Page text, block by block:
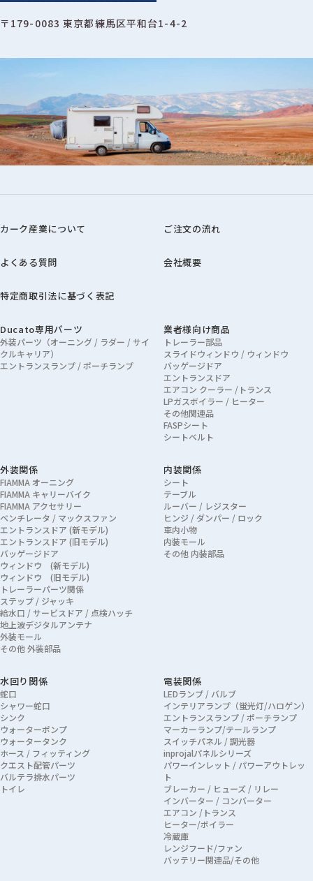
〒179-0083 東京都練馬区平和台1-4-2
カーク産業について ご注文の流れ
よくある質問 会社概要
特定商取引法に基づく表記
Ducato専用パーツ
外装パーツ（オーニング / ラダー / サイ
クルキャリア）
エントランスランプ / ポーチランプ
業者様向け商品
トレーラー部品
スライドウィンドウ / ウィンドウ
バッゲージドア
エントランスドア
エアコン クーラー /トランス
LPガスボイラー / ヒーター
その他関連品
FASPシート
シートベルト
外装関係
FIAMMA オーニング
FIAMMA キャリーバイク
FIAMMA アクセサリー
ベンチレータ / マックスファン
エントランスドア (新モデル)
エントランスドア (旧モデル)
バッゲージドア
ウィンドウ (新モデル)
ウィンドウ (旧モデル)
トレーラーパーツ関係
ステップ / ジャッキ
給水口 / サービスドア / 点検ハッチ
地上波デジタルアンテナ
外装モール
その他 外装部品
内装関係
シート
テーブル
ルーバー / レジスター
ヒンジ / ダンパー / ロック
車内小物
内装モール
その他 内装部品
水回り関係
蛇口
シャワー蛇口
シンク
ウォーターポンプ
ウォータータンク
ホース / フィッティング
クエスト配管パーツ
バルテラ排水パーツ
トイレ
電装関係
LEDランプ / バルブ
インテリアランプ（蛍光灯/ハロゲン）
エントランスランプ / ポーチランプ
マーカーランプ/テールランプ
スイッチパネル / 調光器
inprojalパネルシリーズ
パワーインレット / パワーアウトレッ
ト
ブレーカー / ヒューズ / リレー
インバーター / コンバーター
エアコン /トランス
ヒーター/ボイラー
冷蔵庫
レンジフード/ファン
バッテリー関連品/その他